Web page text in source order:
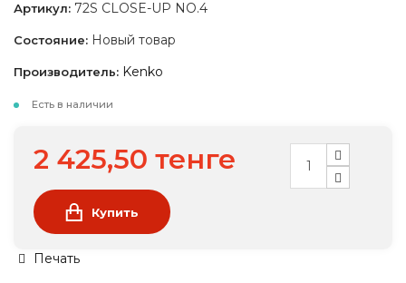
Артикул: 72S CLOSE-UP NO.4
Состояние: Новый товар
Производитель: Kenko
Есть в наличии
2 425,50 тенге
Купить
Печать